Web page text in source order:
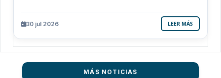
30 jul 2026 LEER MÁS
MÁS NOTICIAS